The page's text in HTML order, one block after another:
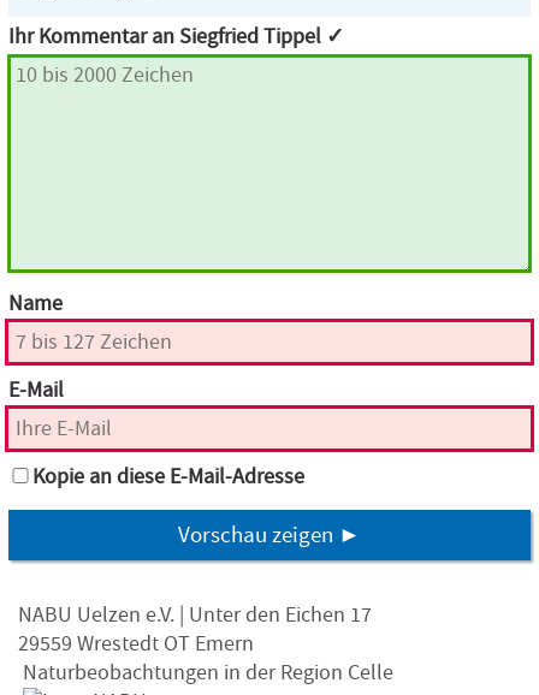
Ihr Kommentar an Siegfried Tippel ✓
Name
E-Mail
Kopie an diese E-Mail-Adresse
Vorschau zeigen ►
NABU Uelzen e.V. | Unter den Eichen 17
29559 Wrestedt OT Emern
Naturbeobachtungen in der Region Celle